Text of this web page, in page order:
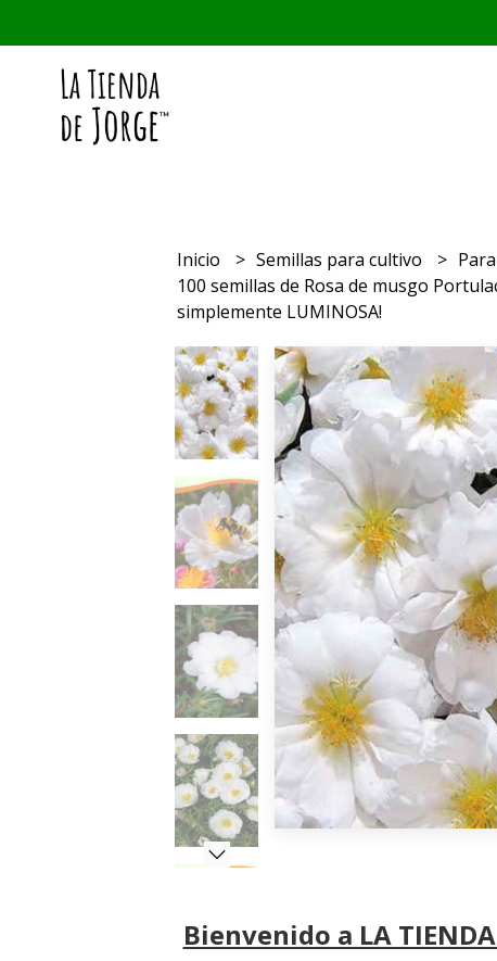
Inicio Semillas para cultivo
100 semillas de Rosa de musgo
simplemente LUMINOSA!
Bienvenido a LA TIENDA